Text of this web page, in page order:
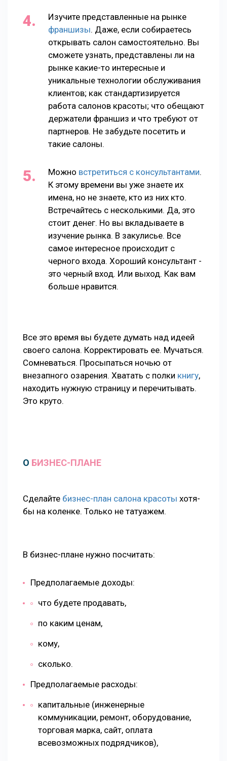
Изучите представленные на рынке
франшизы. Даже, если собираетесь
открывать салон самостоятельно. Вы
сможете узнать, представлены ли на
рынке какие-то интересные и
уникальные технологии обслуживания
клиентов; как стандартизируется
работа салонов красоты; что обещают
держатели франшиз и что требуют от
партнеров. Не забудьте посетить и
такие салоны.
Можно встретиться с консультантами.
К этому времени вы уже знаете их
имена, но не знаете, кто из них кто.
Встречайтесь с несколькими. Да, это
стоит денег. Но вы вкладываете в
изучение рынка. В закулисье. Все
самое интересное происходит с
черного входа. Хороший консультант -
это черный вход. Или выход. Как вам
больше нравится.
Все это время вы будете думать над идеей
своего салона. Корректировать ее. Мучаться.
Сомневаться. Просыпаться ночью от
внезапного озарения. Хватать с полки книгу,
находить нужную страницу и перечитывать.
Это круто.
О БИЗНЕС-ПЛАНЕ
Сделайте бизнес-план салона красоты хотя-
бы на коленке. Только не татуажем.
В бизнес-плане нужно посчитать:
Предполагаемые доходы:
что будете продавать,
по каким ценам,
кому,
сколько.
Предполагаемые расходы:
капитальные (инженерные
коммуникации, ремонт, оборудование,
торговая марка, сайт, оплата
всевозможных подрядчиков),